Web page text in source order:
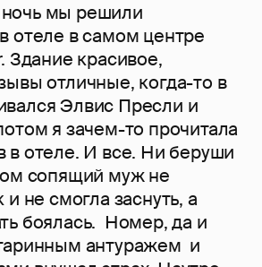
мы решили
отеле в самом центре
Здание красивое,
отличные, когда-то в
Элвис Пресли и
я зачем-то прочитала
в отеле. И все. Ни беруши
сопящий муж не
не смогла заснуть, а
боялась. Номер, да и
антуражем и